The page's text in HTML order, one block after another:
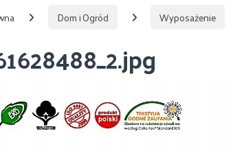
Dom i Ogród Wyposażenie